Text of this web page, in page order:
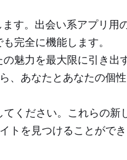
す。出会い系アプリ用
完全に機能します。
魅力を最大限に引き出
、あなたとあなたの個
ください。これらの新
トを見つけることができ